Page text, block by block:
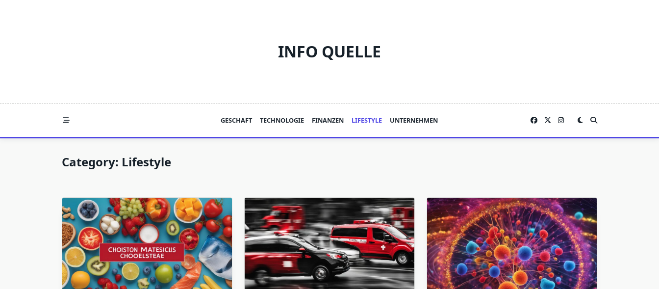
INFO QUELLE
GESCHAFT TECHNOLOGIE FINANZEN LIFESTYLE UNTERNEHMEN
Category: Lifestyle